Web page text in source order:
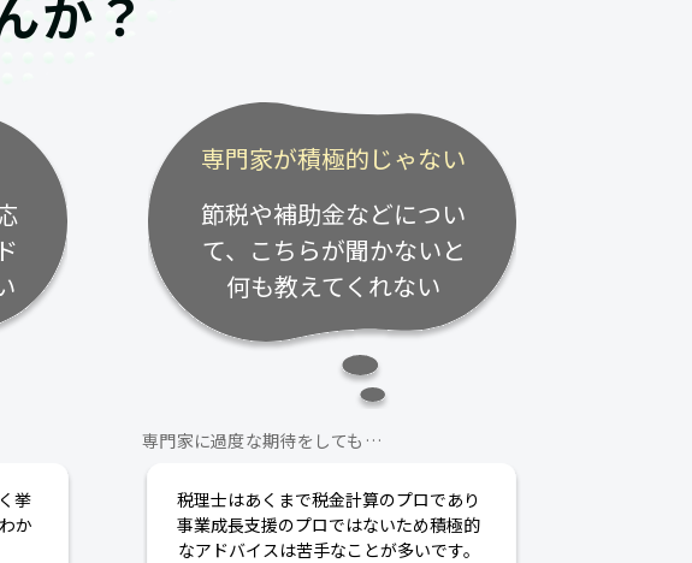
挙
か
専門家が積極的じゃない
節税や補助金などについ
て、こちらが聞かないと
何も教えてくれない
専門家に過度な期待をしても…
税理士はあくまで税金計算のプロであり
事業成長支援のプロではないため積極的
なアドバイスは苦手なことが多いです。